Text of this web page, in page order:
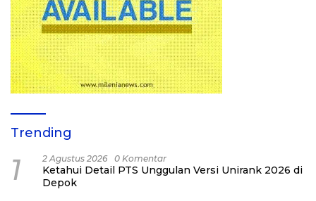
Trending
1 2 Agustus 2026 0 Komentar
Ketahui Detail PTS Unggulan Versi Unirank 2026 di
Depok